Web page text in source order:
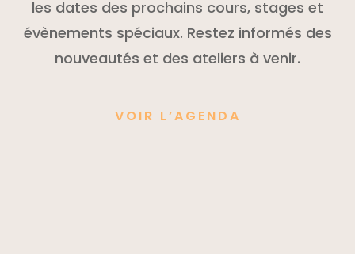
les dates des prochains cours, stages et
évènements spéciaux. Restez informés des
nouveautés et des ateliers à venir.
VOIR L’AGENDA